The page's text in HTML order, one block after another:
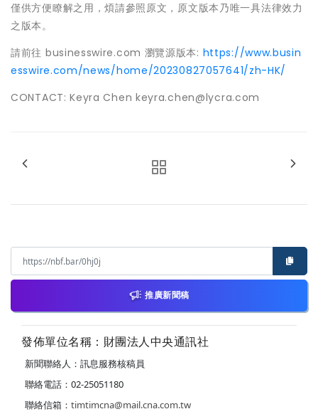
僅供方便瞭解之用，煩請參照原文，原文版本乃唯一具法律效力
之版本。
請前往 businesswire.com 瀏覽源版本: https://www.busin
esswire.com/news/home/20230827057641/zh-HK/
CONTACT: Keyra Chen keyra.chen@lycra.com
推廣新聞稿
發佈單位名稱：財團法人中央通訊社
新聞聯絡人：訊息服務核稿員
聯絡電話：02-25051180
聯絡信箱： timtimcna@mail.cna.com.tw